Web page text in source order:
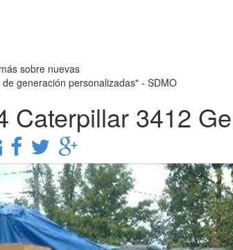
sobre nuevas
generación personalizadas" - SDMO
Caterpillar 3412